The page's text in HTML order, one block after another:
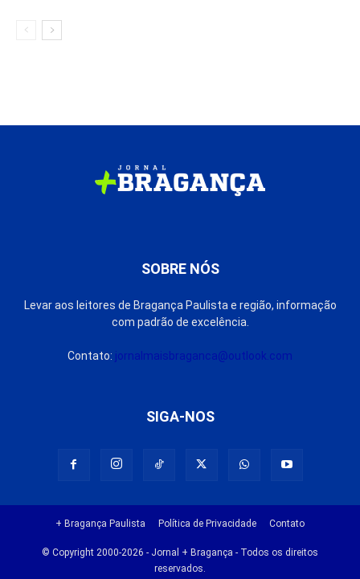
SOBRE NÓS
Levar aos leitores de Bragança Paulista e região, informação
com padrão de excelência.
Contato: jornalmaisbraganca@outlook.com
SIGA-NOS
+ Bragança Paulista Política de Privacidade Contato
© Copyright 2000-2026 - Jornal + Bragança - Todos os direitos
reservados.